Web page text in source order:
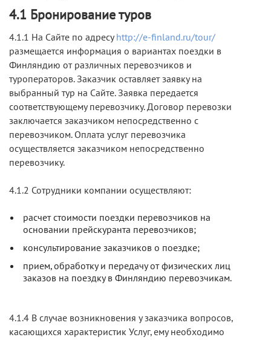
4.1 Бронирование туров
4.1.1 На Сайте по адресуhttp://e-finland.ru/tour/
размещается информация о вариантах поездки в
Финляндию от различных перевозчиков и
туроператоров. Заказчик оставляет заявку на
выбранный тур на Сайте. Заявка передается
соответствующему перевозчику. Договор перевозки
заключается заказчиком непосредственно с
перевозчиком. Оплата услуг перевозчика
осуществляется заказчиком непосредственно
перевозчику.
4.1.2 Сотрудники компании осуществляют:
расчет стоимости поездки перевозчиков на
основании прейскуранта перевозчиков;
консультирование заказчиков о поездке;
прием, обработку и передачу от физических лиц
заказов на поездку в Финляндию перевозчикам.
4.1.4 В случае возникновения у заказчика вопросов,
касающихся характеристик Услуг, ему необходимо